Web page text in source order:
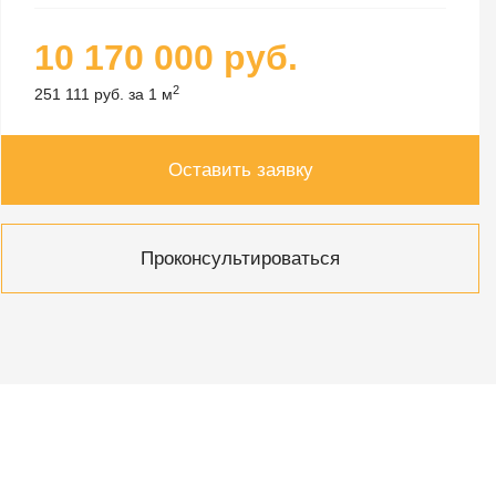
10 170 000 руб.
251 111 руб. за 1 м2
Оставить заявку
Проконсультироваться